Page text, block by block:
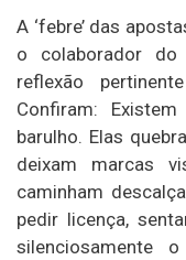
A ‘febre’ das
o colaborador do
reflexão
Confiram:
barulho. Elas
deixam marcas
caminham
pedir licença,
silenciosamente